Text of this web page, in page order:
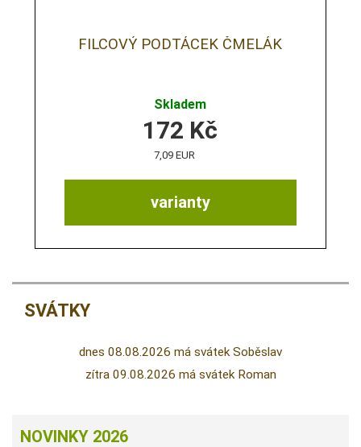
FILCOVÝ PODTÁCEK ČMELÁK
Skladem
varianty
172 Kč
7,09 EUR
SVÁTKY
dnes 08.08.2026 má svátek Soběslav
zítra 09.08.2026 má svátek Roman
NOVINKY 2026